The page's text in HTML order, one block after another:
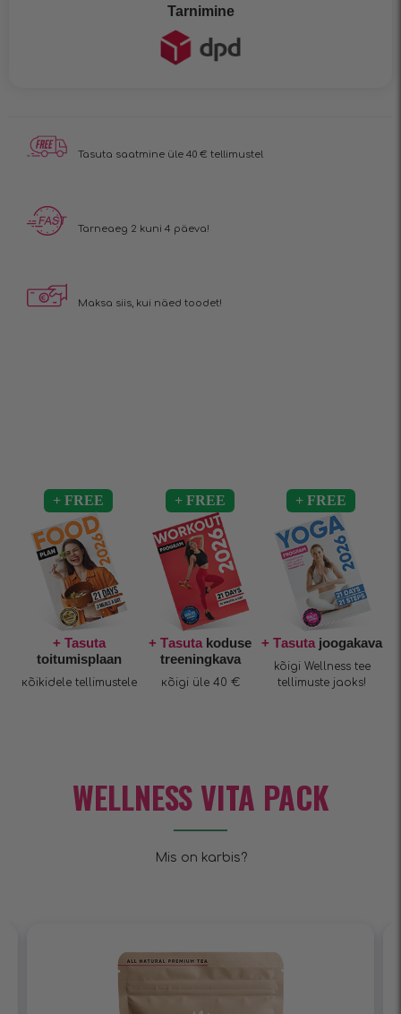
Tarnimine
Tasuta saatmine üle 40 € tellimustel
Tarneaeg 2 kuni 4 päeva!
Maksa siis, kui näed toodet!
+ Tasuta
toitumisplaan
кõikidele tellimustele
+ Тasuta koduse
treeningkava
кõigi üle 40 €
+ Тasuta joogakava
kõigi Wellness tee
tellimuste jaoks!
WELLNESS VITA PACK
Mis on karbis?